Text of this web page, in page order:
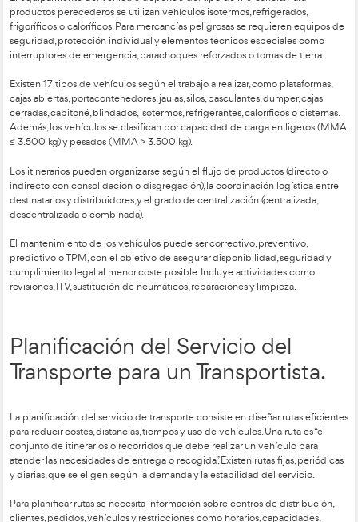
Características del
Mercancías en la
Profesional en Transporte y
Logística.
El transporte de mercancías exige elegir el vehículo
características técnicas, el tipo de carga, el servicio previsto,
más importantes están la altura, anchura, longitud, gálibo y
cada una con límites y requisitos específicos.
frigoríficos o caloríficos. Para mercancías peligrosas se
seguridad, protección individual y elementos técnicos
interruptores de emergencia, parachoques reforzados o
Existen 17 tipos de vehículos según el trabajo a realizar,
cajas abiertas, portacontenedores, jaulas, silos, basculantes,
cerradas, capitoné, blindados, isotermos, refrigerantes,
Además, los vehículos se clasifican por capacidad de carga